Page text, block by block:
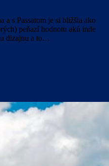
s Passatom je si bližšia ako
peňazí hodnotu akú inde
dizajnu a to…